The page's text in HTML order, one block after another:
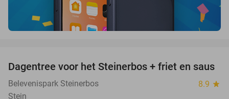
37%
Dagentree voor het Steinerbos + friet en saus
Belevenispark Steinerbos 8.9 star
Stein